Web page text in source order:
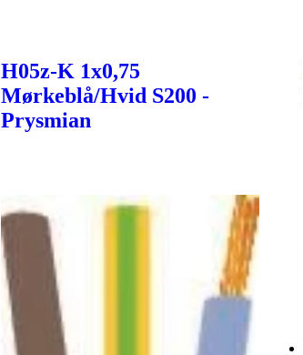
H05z-K 1x0,75
Mørkeblå/Hvid S200 -
Prysmian